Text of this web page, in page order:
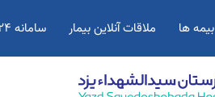
بیمه ها ملاقات آنلاین بیمار سامانه 724